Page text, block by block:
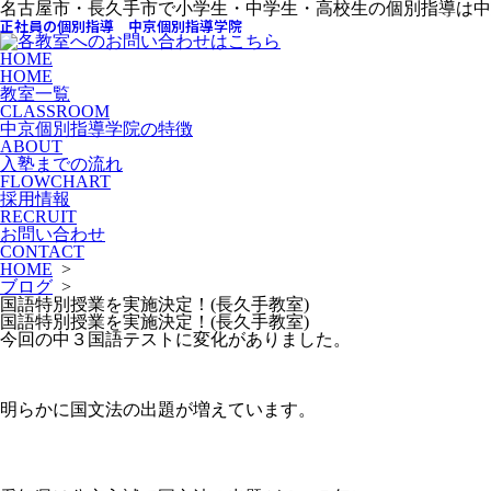
名古屋市・長久手市で小学生・中学生・高校生の個別指導は中
正社員の個別指導 中京個別指導学院
HOME
HOME
教室一覧
CLASSROOM
中京個別指導学院の特徴
ABOUT
入塾までの流れ
FLOWCHART
採用情報
RECRUIT
お問い合わせ
CONTACT
HOME >
ブログ >
国語特別授業を実施決定！(長久手教室)
国語特別授業を実施決定！(長久手教室)
今回の中３国語テストに変化がありました。
明らかに国文法の出題が増えています。